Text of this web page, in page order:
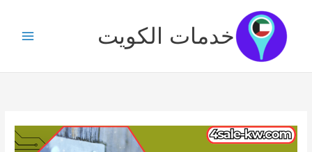
المحتوى
خدمات الكويت